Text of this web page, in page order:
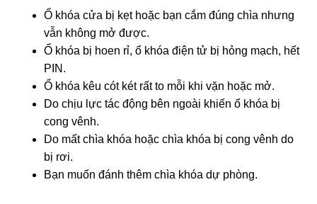
Ổ khóa cửa bị kẹt hoặc bạn cắm đúng chìa nhưng
vẫn không mở được.
Ổ khóa bị hoen rỉ, ổ khóa điện tử bị hỏng mạch, hết
PIN.
Ổ khóa kêu cót két rất to mỗi khi vặn hoặc mở.
Do chịu lực tác động bên ngoài khiến ổ khóa bị
cong vênh.
Do mất chìa khóa hoặc chìa khóa bị cong vênh do
bị rơi.
Bạn muốn đánh thêm chìa khóa dự phòng.